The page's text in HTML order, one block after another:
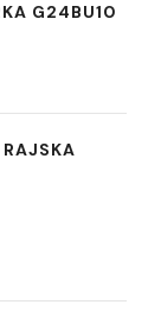
G24BU10